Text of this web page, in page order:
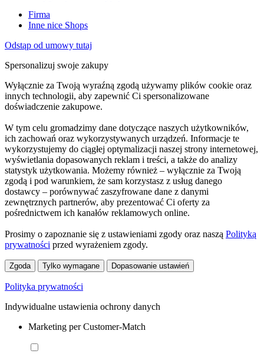
Firma
Inne nice Shops
Odstąp od umowy tutaj
Spersonalizuj swoje zakupy
Wyłącznie za Twoją wyraźną zgodą używamy plików cookie oraz
innych technologii, aby zapewnić Ci spersonalizowane
doświadczenie zakupowe.
W tym celu gromadzimy dane dotyczące naszych użytkowników,
ich zachowań oraz wykorzystywanych urządzeń. Informacje te
wykorzystujemy do ciągłej optymalizacji naszej strony internetowej,
wyświetlania dopasowanych reklam i treści, a także do analizy
statystyk użytkowania. Możemy również – wyłącznie za Twoją
zgodą i pod warunkiem, że sam korzystasz z usług danego
dostawcy – porównywać zaszyfrowane dane z danymi
zewnętrznych partnerów, aby prezentować Ci oferty za
pośrednictwem ich kanałów reklamowych online.
Prosimy o zapoznanie się z ustawieniami zgody oraz naszą Polityką
prywatności przed wyrażeniem zgody.
Zgoda Tylko wymagane Dopasowanie ustawień
Polityka prywatności
Indywidualne ustawienia ochrony danych
Marketing per Customer-Match